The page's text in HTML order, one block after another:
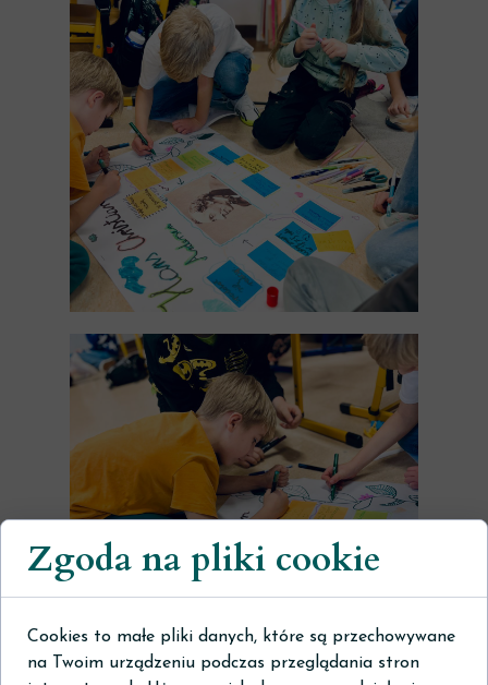
Zgoda na pliki cookie
Cookies to małe pliki danych, które są przechowywane
na Twoim urządzeniu podczas przeglądania stron